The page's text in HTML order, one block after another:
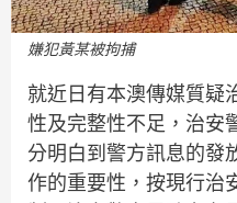
嫌犯黃某被拘捕
就近日有本澳傳媒質疑
性及完整性不足，治安
分明白到警方訊息的發
作的重要性，按現行治